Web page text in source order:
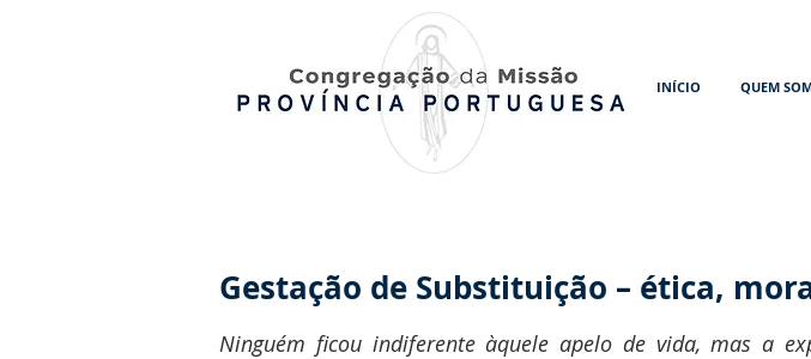
INÍCIO QUEM
Gestação de Substituição – ética,
Ninguém ficou indiferente àquele apelo de vida, mas a